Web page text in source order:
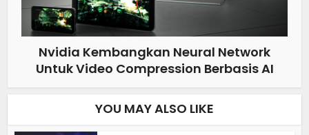
Nvidia Kembangkan Neural Network
Untuk Video Compression Berbasis AI
YOU MAY ALSO LIKE